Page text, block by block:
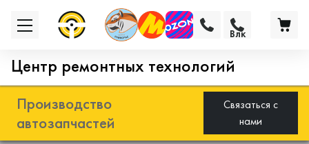
Центр ремонтных технологий
Производство
автозапчастей
Связаться с
нами
Влк